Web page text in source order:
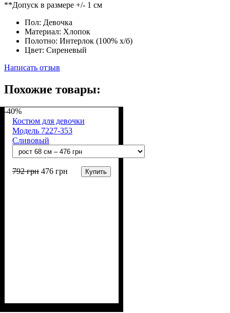
**Допуск в размере +/- 1 см
Пол: Девочка
Материал: Хлопок
Полотно: Интерлок (100% х/б)
Цвет: Сиреневый
Написать отзыв
Похожие товары:
-40%
Костюм для девочки
Модель 7227-353
Сливовый
792грн 476 грн Купить